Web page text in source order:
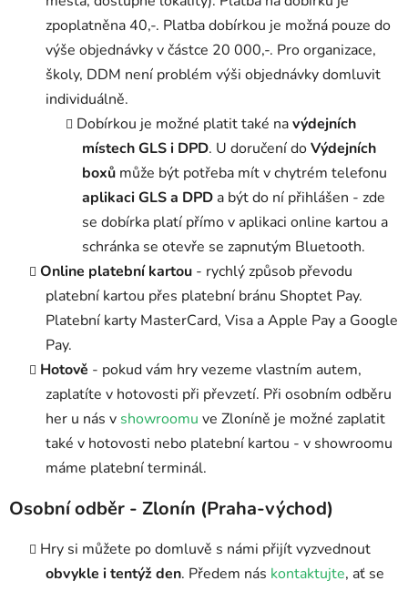
zpoplatněna 40,-. Platba dobírkou je možná pouze do
výše objednávky v částce 20 000,-. Pro organizace,
školy, DDM není problém výši objednávky domluvit
individuálně.
Dobírkou je možné platit také navýdejních
místech GLS i DPD. U doručení doVýdejních
boxů může být potřeba mít v chytrém telefonu
aplikaci GLS a DPD a být do ní přihlášen - zde
se dobírka platí přímo v aplikaci online kartou a
schránka se otevře se zapnutým Bluetooth.
Online platební kartou - rychlý způsob převodu
platební kartou přes platební bránu Shoptet Pay.
Platební karty MasterCard, Visa a Apple Pay a Google
Pay.
Hotově - pokud vám hry vezeme vlastním autem,
zaplatíte v hotovosti při převzetí. Při osobním odběru
her u nás v showroomu ve Zloníně je možné zaplatit
také v hotovosti nebo platební kartou - v showroomu
máme platební terminál.
Osobní odběr - Zlonín (Praha-východ)
Hry si můžete po domluvě s námi přijít vyzvednout
obvykle i tentýž den. Předem nás kontaktujte, ať se